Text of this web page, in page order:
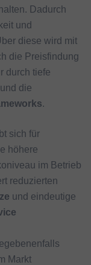
Dadurch
und
diese wird mit
die Preisfindung
durch tiefe
die
.
sich für
höhere
im Betrieb
reduzierten
und eindeutige
Markt